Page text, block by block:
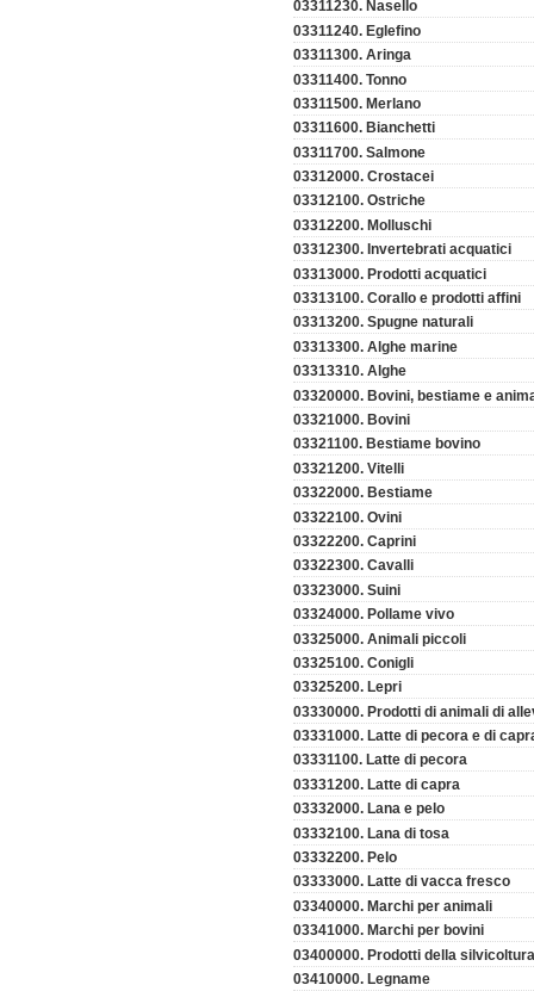
03311230. Nasello
03311240. Eglefino
03311300. Aringa
03311400. Tonno
03311500. Merlano
03311600. Bianchetti
03311700. Salmone
03312000. Crostacei
03312100. Ostriche
03312200. Molluschi
03312300. Invertebrati acquatici
03313000. Prodotti acquatici
03313100. Corallo e prodotti affini
03313200. Spugne naturali
03313300. Alghe marine
03313310. Alghe
03320000. Bovini, bestiame e
03321000. Bovini
03321100. Bestiame bovino
03321200. Vitelli
03322000. Bestiame
03322100. Ovini
03322200. Caprini
03322300. Cavalli
03323000. Suini
03324000. Pollame vivo
03325000. Animali piccoli
03325100. Conigli
03325200. Lepri
03330000. Prodotti di animali di
03331000. Latte di pecora e di
03331100. Latte di pecora
03331200. Latte di capra
03332000. Lana e pelo
03332100. Lana di tosa
03332200. Pelo
03333000. Latte di vacca fresco
03340000. Marchi per animali
03341000. Marchi per bovini
03400000. Prodotti della
03410000. Legname